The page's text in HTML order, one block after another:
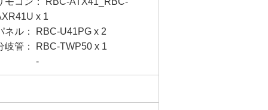
x 1
ネル： RBC-U41PG x 2
岐管： RBC-TWP50 x 1